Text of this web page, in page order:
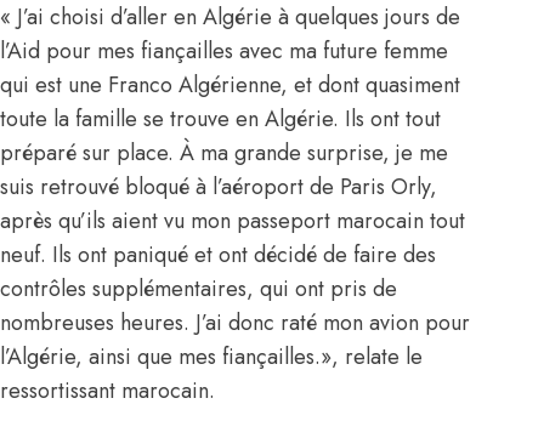
« J’ai choisi d’aller en Algérie à quelques jours de
l’Aid pour mes fiançailles avec ma future femme
qui est une Franco Algérienne, et dont quasiment
toute la famille se trouve en Algérie. Ils ont tout
préparé sur place. À ma grande surprise, je me
suis retrouvé bloqué à l’aéroport de Paris Orly,
après qu’ils aient vu mon passeport marocain tout
neuf. Ils ont paniqué et ont décidé de faire des
contrôles supplémentaires, qui ont pris de
nombreuses heures. J’ai donc raté mon avion pour
l’Algérie, ainsi que mes fiançailles.», relate le
ressortissant marocain.